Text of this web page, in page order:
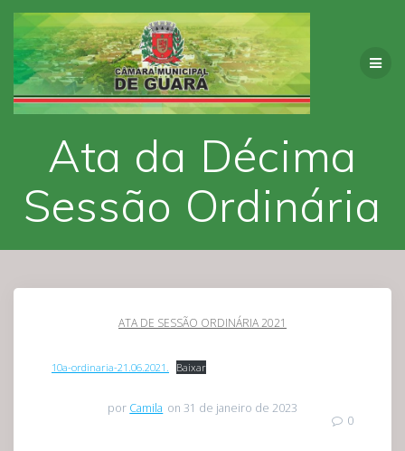
Skip
to
content
Ata da Décima
Sessão Ordinária
ATA DE SESSÃO ORDINÁRIA 2021
10a-ordinaria-21.06.2021. Baixar
por Camila on 31 de janeiro de 2023
0